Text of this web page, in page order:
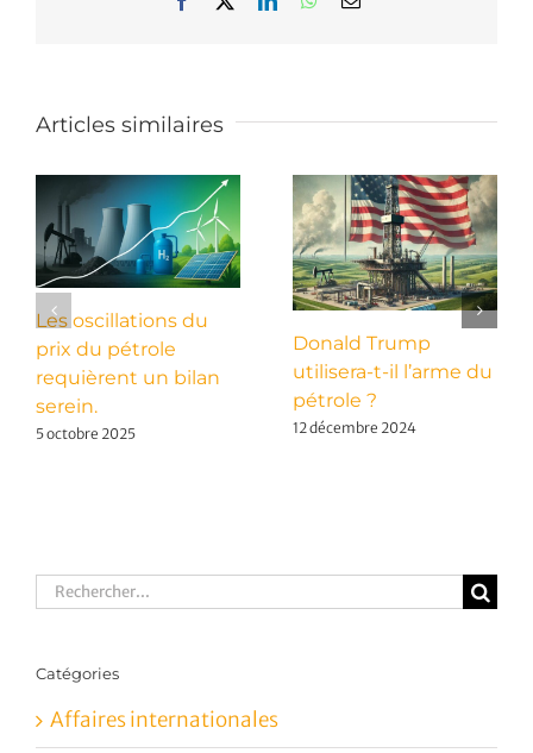
Articles similaires
Les oscillations du
prix du pétrole
requièrent un bilan
serein.
5 octobre 2025
Donald Trump
utilisera-t-il l’arme du
pétrole ?
12 décembre 2024
Rechercher:
Catégories
Affaires internationales